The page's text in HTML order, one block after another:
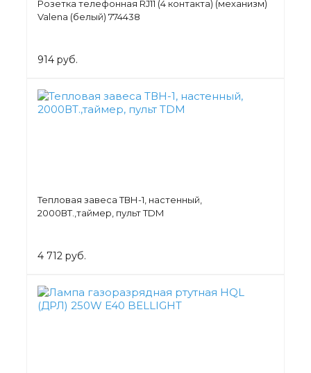
Розетка телефонная RJ11 (4 контакта) (механизм)
Valena (белый) 774438
914 руб.
Тепловая завеса ТВН-1, настенный,
2000ВТ.,таймер, пульт TDM
4 712 руб.